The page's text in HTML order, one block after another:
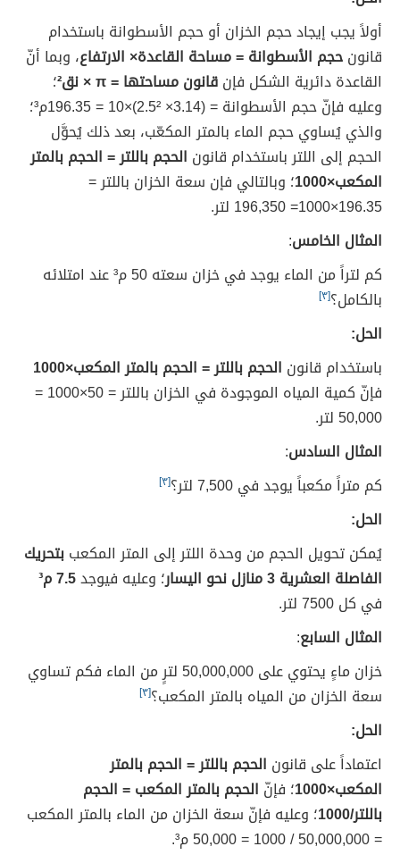
أولاً يجب إيجاد حجم الخزان أو حجم الأسطوانة باستخدام
قانونحجم الأسطوانة = مساحة القاعدة× الارتفاع، وبما أنّ
القاعدة دائرية الشكل فإنقانون مساحتها = π × نق²
؛
وعليه فإنّ حجم الأسطوانة = (3.14× 2.5²)×10 = 196.35م³؛
والذي يُساوي حجم الماء بالمتر المكعّب، بعد ذلك يُحوَّل
الحجم إلى اللتر باستخدام قانون الحجم باللتر = الحجم بالمتر
المكعب×1000
؛ وبالتالي فإن سعة الخزان باللتر =
196.35×1000= 196,350 لتر.
المثال الخامس:
كم لتراً من الماء يوجد في خزان سعته 50 م³ عند امتلائه
بالكامل؟[٣]
الحل:
باستخدام قانون الحجم باللتر = الحجم بالمتر المكعب×1000
فإنّ
كمية المياه الموجودة في الخزان باللتر = 50×1000 =
50,000 لتر.
المثال السادس:
كم متراً مكعباً يوجد في 7,500 لتر؟
[٣]
الحل:
يُمكن تحويل الحجم من وحدة اللتر إلى المتر المكعببتحريك
الفاصلة العشرية 3 منازل نحو اليسار
؛ وعليه فيوجد7.5 م³
في كل 7500 لتر.
المثال السابع:
خزان ماءٍ يحتوي على 50,000,000 لترٍ من الماء فكم تساوي
سعة الخزان من المياه بالمتر المكعب؟[٣]
الحل:
اعتماداً على قانون الحجم باللتر = الحجم بالمتر
المكعب×1000
؛ فإنّ الحجم بالمتر المكعب = الحجم
باللتر/1000
؛ وعليه فإنّ سعة الخزان من الماء بالمتر المكعب
= 50,000,000 / 1000 = 50,000 م³.